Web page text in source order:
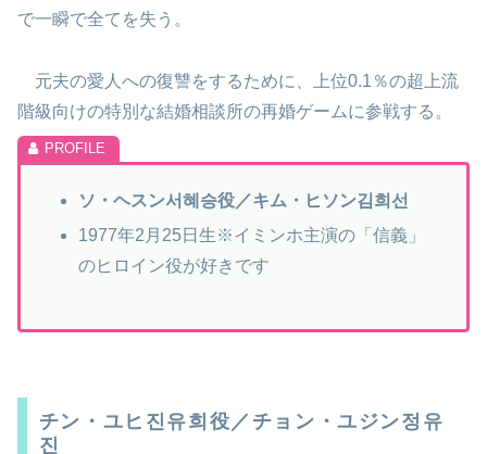
で一瞬で全てを失う。
元夫の愛人への復讐をするために、上位0.1％の超上流
階級向けの特別な結婚相談所の再婚ゲームに参戦する。
ソ・ヘスン서혜승役／キム・ヒソン김희선
1977年2月25日生※イミンホ主演の「信義」
のヒロイン役が好きです
チン・ユヒ진유희役／チョン・ユジン정유
진